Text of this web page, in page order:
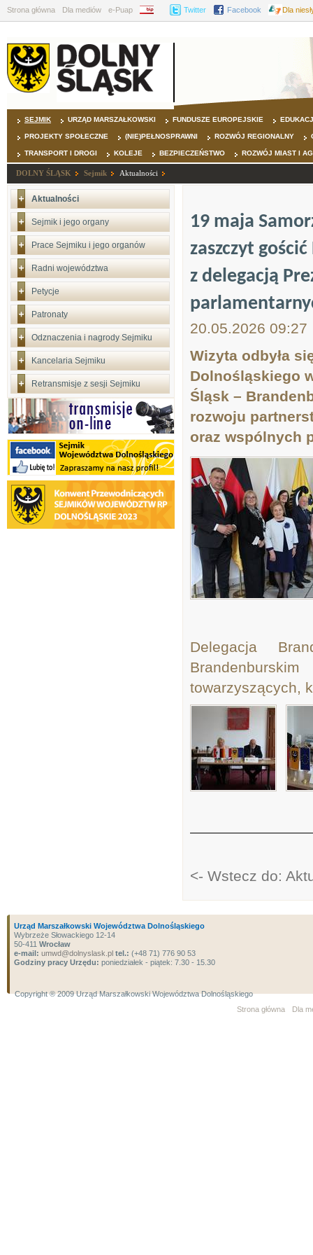
Strona główna Dla mediów e-Puap BIP Twitter Facebook Dla
SEJMIK URZĄD MARSZAŁKOWSKI FUNDUSZE EUROPEJSKIE
PROJEKTY SPOŁECZNE (NIE)PEŁNOSPRAWNI ROZWÓJ REGIONALNY
TRANSPORT I DROGI KOLEJE BEZPIECZEŃSTWO ROZWÓJ MIAST I
DOLNY ŚLĄSK Sejmik Aktualności
Aktualności
Sejmik i jego organy
Prace Sejmiku i jego organów
Radni województwa
Petycje
Patronaty
Odznaczenia i nagrody Sejmiku
Kancelaria Sejmiku
Retransmisje z sesji Sejmiku
19 maja
zaszczyt
z delegacją
20.05.2026 09:27
Wizyta odbyła
Dolnośląskiego
Śląsk –
rozwoju
oraz wspólnych
Delegacja
towarzyszących,
<- Wstecz do:
Urząd Marszałkowski Województwa Dolnośląskiego
Wybrzeże Słowackiego 12-14
50-411 Wrocław
e-mail: umwd@dolnyslask.pl tel.: (+48 71) 776 90 53
Godziny pracy Urzędu: poniedziałek - piątek: 7.30 - 15.30
Copyright ® 2009 Urząd Marszałkowski Województwa Dolnośląskiego
Strona główna
Dla